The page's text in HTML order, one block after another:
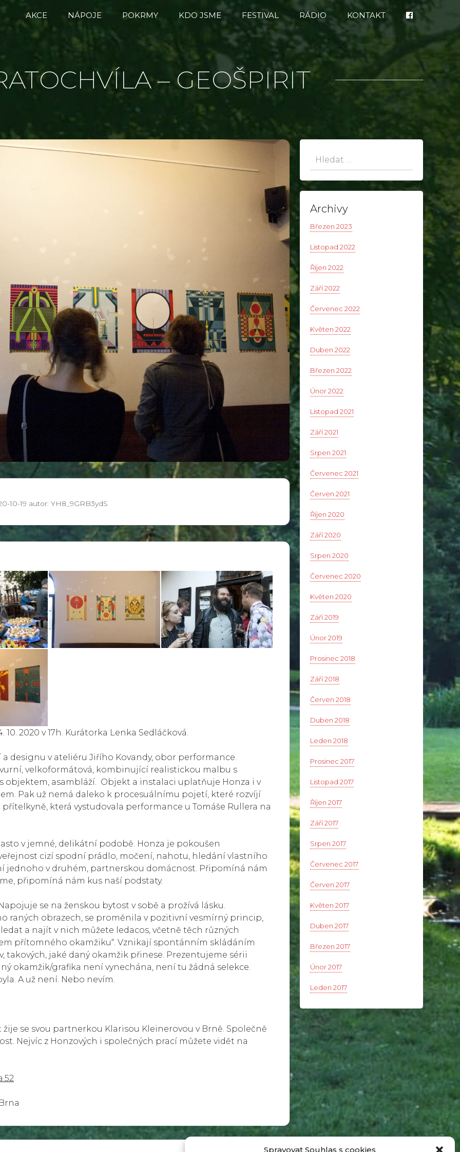
Spravovat Souhlas s cookies
AKCE NÁPOJE POKRMY KDO JSME FESTIVAL RÁDIO KONTAKT
– GEOŠPIRIT
10-19 autor: YH8_9GRB3ydS
2020 v 17h. Kurátorka Lenka Sedláčková.
designu v ateliéru Jiřího Kovandy, obor performance.
velkoformátová, kombinující realistickou malbu s
objektem, asambláží. Objekt a instalaci uplatňuje Honza i v
Pak už nemá daleko k procesuálnímu pojetí, které rozvíjí
která vystudovala performance u Tomáše Rullera na
v jemné, delikátní podobě. Honza je pokoušen
cizí spodní prádlo, močení, nahotu, hledání vlastního
jednoho v druhém, partnerskou domácnost. Připomíná nám
připomíná nám kus naší podstaty.
se na ženskou bytost v sobě a prožívá lásku.
raných obrazech, se proměnila v pozitivní vesmírný princip,
a najít v nich můžete ledacos, včetně těch různých
přítomného okamžiku“. Vznikají spontánním skládáním
jaké daný okamžik přinese. Prezentujeme sérii
okamžik/grafika není vynechána, není tu žádná selekce.
A už není. Nebo nevím.
se svou partnerkou Klarisou Kleinerovou v Brně. Společně
Nejvíc z Honzových i společných prací můžete vidět na
Hledat:
Archivy
Březen 2023
Listopad 2022
Říjen 2022
Září 2022
Červenec 2022
Květen 2022
Duben 2022
Březen 2022
Únor 2022
Listopad 2021
Září 2021
Srpen 2021
Červenec 2021
Červen 2021
Říjen 2020
Září 2020
Srpen 2020
Červenec 2020
Květen 2020
Září 2019
Únor 2019
Prosinec 2018
Září 2018
Červen 2018
Duben 2018
Leden 2018
Prosinec 2017
Listopad 2017
Říjen 2017
Září 2017
Srpen 2017
Červenec 2017
Červen 2017
Květen 2017
Duben 2017
Březen 2017
Únor 2017
Leden 2017